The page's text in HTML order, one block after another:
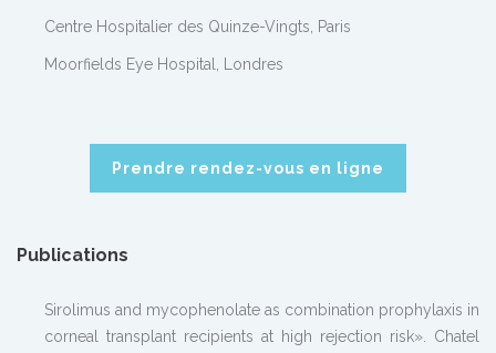
Centre Hospitalier des Quinze-Vingts, Paris
Moorfields Eye Hospital, Londres
Prendre rendez-vous en ligne
Publications
Sirolimus and mycophenolate as combination prophylaxis in
corneal transplant recipients at high rejection risk». Chatel